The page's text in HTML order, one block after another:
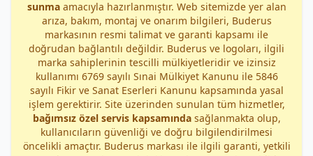
sunmaamacıyla hazırlanmıştır. Web sitemizde yer alan
arıza, bakım, montaj ve onarım bilgileri, Buderus
markasının resmi talimat ve garanti kapsamı ile
doğrudan bağlantılı değildir. Buderus ve logoları, ilgili
marka sahiplerinin tescilli mülkiyetleridir ve izinsiz
kullanımı 6769 sayılı Sınai Mülkiyet Kanunu ile 5846
sayılı Fikir ve Sanat Eserleri Kanunu kapsamında yasal
işlem gerektirir. Site üzerinden sunulan tüm hizmetler,
bağımsız özel servis kapsamındasağlanmakta olup,
kullanıcıların güvenliği ve doğru bilgilendirilmesi
öncelikli amaçtır. Buderus markası ile ilgili garanti, yetkili